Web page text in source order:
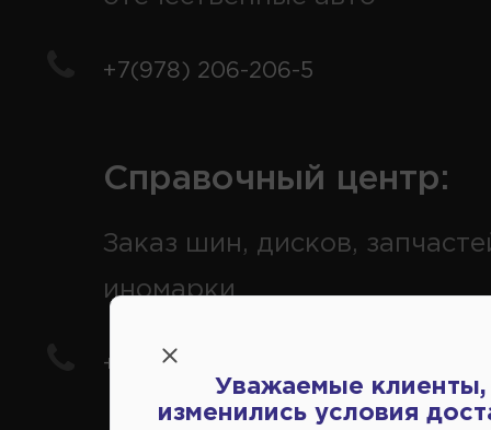
+7(978) 206-206-5
Справочный центр:
Заказ шин, дисков,
иномарки
+7(978) 206-206-8
Уважаемые клиенты,
изменились условия